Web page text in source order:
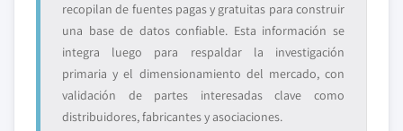
recopilan de fuentes pagas y gratuitas para construir
una base de datos confiable. Esta información se
integra luego para respaldar la investigación
primaria y el dimensionamiento del mercado, con
validación de partes interesadas clave como
distribuidores, fabricantes y asociaciones.